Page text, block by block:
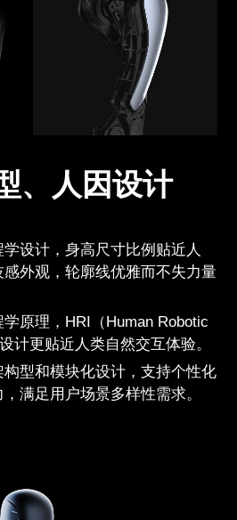
、人因设计
设计，身高尺寸比例贴近人
外观，轮廓线优雅而不失力量
原理，HRI（Human Robotic
计更贴近人类自然交互体验。
型和模块化设计，支持个性化
满足用户场景多样性需求。